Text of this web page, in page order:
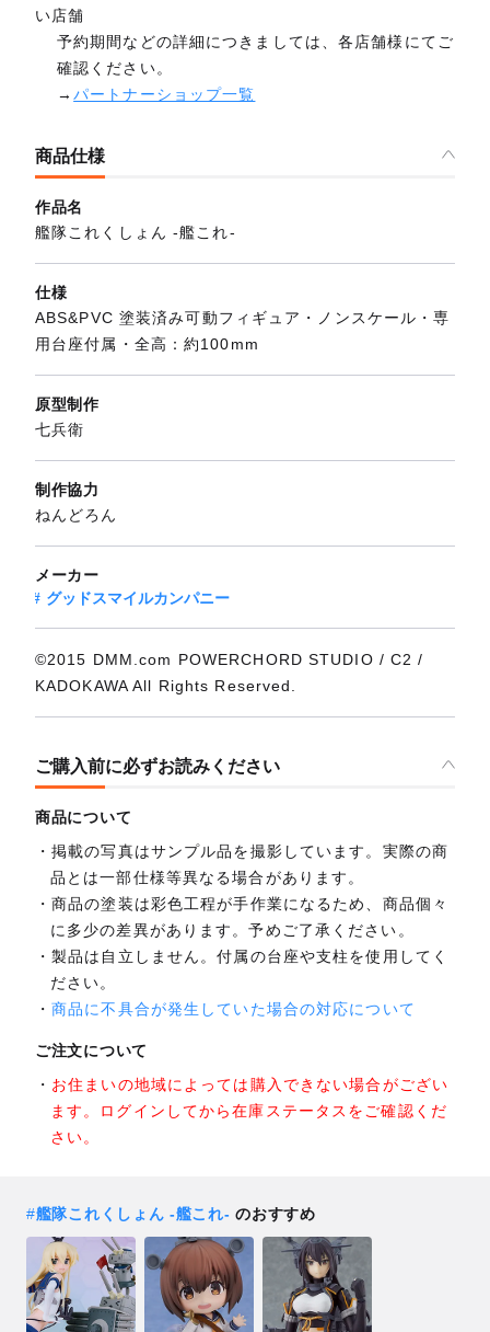
い店舗
予約期間などの詳細につきましては、各店舗様にてご
確認ください。
→パートナーショップ一覧
商品仕様
作品名
艦隊これくしょん ‐艦これ‐
仕様
ABS&PVC 塗装済み可動フィギュア・ノンスケール・専
用台座付属・全高：約100mm
原型制作
七兵衛
制作協力
ねんどろん
メーカー
グッドスマイルカンパニー
©2015 DMM.com POWERCHORD STUDIO / C2 /
KADOKAWA All Rights Reserved.
ご購入前に必ずお読みください
商品について
掲載の写真はサンプル品を撮影しています。実際の商
品とは一部仕様等異なる場合があります。
商品の塗装は彩色工程が手作業になるため、商品個々
に多少の差異があります。予めご了承ください。
製品は自立しません。付属の台座や支柱を使用してく
ださい。
商品に不具合が発生していた場合の対応について
ご注文について
お住まいの地域によっては購入できない場合がござい
ます。ログインしてから在庫ステータスをご確認くだ
さい。
#艦隊これくしょん ‐艦これ‐ のおすすめ